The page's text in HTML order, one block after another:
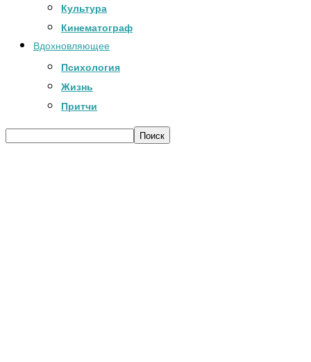
Культура
Кинематограф
Вдохновляющее
Психология
Жизнь
Притчи